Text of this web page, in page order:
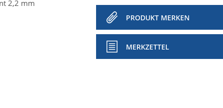
2,2 mm
PRODUKT MERKEN
MERKZETTEL